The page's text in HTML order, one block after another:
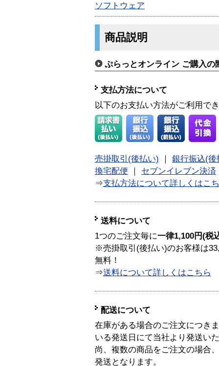
ソフトウェア
商品説明
ぷらっとオンライン ご購入の
支払方法について
以下のお支払い方法がご利用で
売掛取引(後払い)
銀行振込(後
換宅配便
セブンイレブン決済
⇒支払方法について詳しくはこ
送料について
1つのご注文毎に一律1,100円(税
※売掛取引(後払い)のお客様は
無料！
⇒送料について詳しくはこちら
配送について
在庫がある場合のご注文につき
いる発送日にて当社より発送い
尚、複数の商品をご注文の場合
発送となります。